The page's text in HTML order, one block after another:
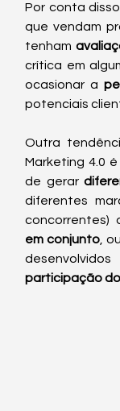
Por conta
que vendam
tenham
crítica em
ocasionar a
potenciais
Outra
Marketing 4.0 é
de gerar
diferentes
em conjunto,
participação